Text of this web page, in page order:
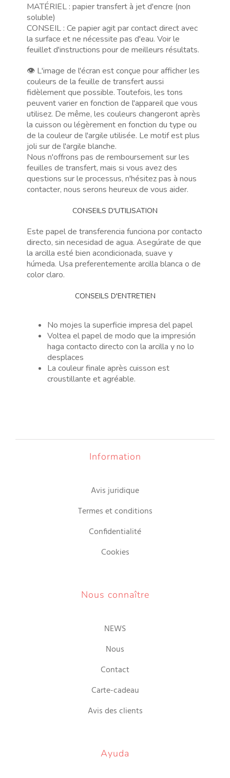
MATÉRIEL : papier transfert à jet d'encre (non
soluble)
CONSEIL : Ce papier agit par contact direct avec
la surface et ne nécessite pas d'eau. Voir le
feuillet d'instructions pour de meilleurs résultats.
👁️ L'image de l'écran est conçue pour afficher les
couleurs de la feuille de transfert aussi
fidèlement que possible. Toutefois, les tons
peuvent varier en fonction de l'appareil que vous
utilisez. De même, les couleurs changeront après
la cuisson ou légèrement en fonction du type ou
de la couleur de l'argile utilisée. Le motif est plus
joli sur de l'argile blanche.
Nous n'offrons pas de remboursement sur les
feuilles de transfert, mais si vous avez des
questions sur le processus, n'hésitez pas à nous
contacter, nous serons heureux de vous aider.
CONSEILS D'UTILISATION
Este papel de transferencia funciona por contacto
directo, sin necesidad de agua. Asegúrate de que
la arcilla esté bien acondicionada, suave y
húmeda. Usa preferentemente arcilla blanca o de
color claro.
CONSEILS D'ENTRETIEN
No mojes la superficie impresa del papel
Voltea el papel de modo que la impresión
haga contacto directo con la arcilla y no lo
desplaces
La couleur finale après cuisson est
croustillante et agréable.
Information
Avis juridique
Termes et conditions
Confidentialité
Cookies
Nous connaître
NEWS
Nous
Contact
Carte-cadeau
Avis des clients
Ayuda